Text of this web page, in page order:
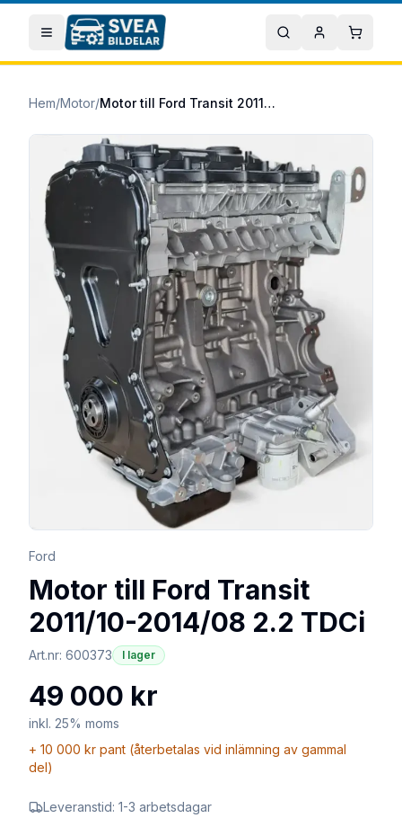
Hoppa till huvudinnehåll
Öppna meny Sök Mitt konto
Hem/Motor/ Motor till Ford Transit 2011/10-2014/08 2.2 TDCi
Ford
Motor till Ford Transit
2011/10-2014/08 2.2 TDCi
Art.nr: 600373 I lager
49 000 kr
inkl. 25% moms
+ 10 000 kr pant (återbetalas vid inlämning av gammal
del)
Leveranstid: 1-3 arbetsdagar